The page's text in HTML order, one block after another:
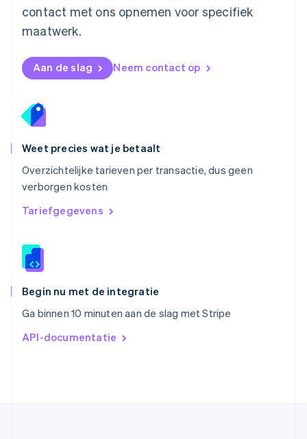
contact met ons opnemen voor specifiek
maatwerk.
Aan de slag Neem contact op
Weet precies wat je betaalt
Overzichtelijke tarieven per transactie, dus geen
verborgen kosten
Tariefgegevens
Begin nu met de integratie
Ga binnen 10 minuten aan de slag met Stripe
API-documentatie
English
DeutschEnglish
English
Portugal
Roemenië
English
English简体中文
EnglishItaliano
Slowakije
English
Spanje
Thailand
Tsjechië
English
简体中文English
English